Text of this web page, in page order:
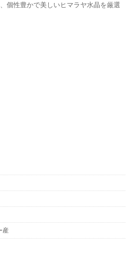
個性豊かで美しいヒマラヤ水晶を厳選
産